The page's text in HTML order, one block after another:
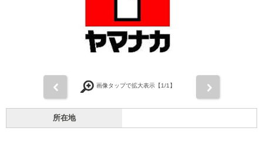
画像タップで拡大表示【1/1】
所在地